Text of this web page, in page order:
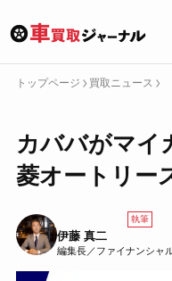
トップページへ戻る
カテゴリーで探す
どこで売る 何を売る 特
キーワード・タグで
トップページ 買取ニュース
カババがマイ
菱オートリー
執筆
伊藤 真二
編集長／ファイナンシャ